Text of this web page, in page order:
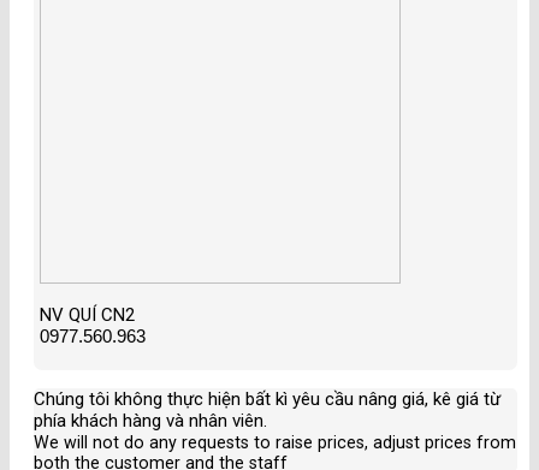
NV QUÍ CN2
0977.560.963
Chúng tôi không thực hiện bất kì yêu cầu nâng giá, kê giá từ
phía khách hàng và nhân viên.
We will not do any requests to raise prices, adjust prices from
both the customer and the staff